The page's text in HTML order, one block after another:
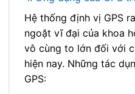
Hệ thống định vị GPS
ngoặt vĩ đại của khoa
vô cùng to lớn đối với
hiện nay. Những tác
GPS: